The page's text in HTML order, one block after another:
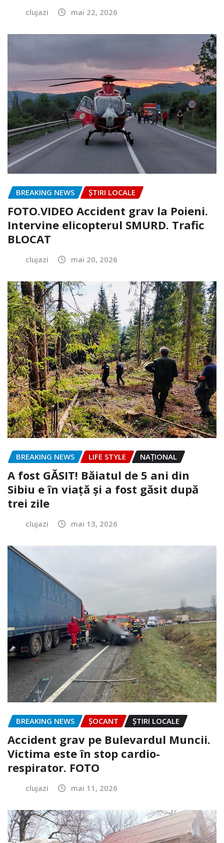
clujazi mai 22, 2026
BREAKING NEWS ȘTIRI LOCALE
FOTO.VIDEO Accident grav la Poieni.
Intervine elicopterul SMURD. Trafic
BLOCAT
clujazi mai 20, 2026
BREAKING NEWS LIFE STYLE NAŢIONAL
A fost GĂSIT! Băiatul de 5 ani din
Sibiu e în viață și a fost găsit după
trei zile
clujazi mai 13, 2026
BREAKING NEWS ȘOCANT ȘTIRI LOCALE
Accident grav pe Bulevardul Muncii.
Victima este în stop cardio-
respirator. FOTO
clujazi mai 11, 2026